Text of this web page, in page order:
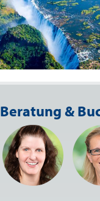
Beratung &